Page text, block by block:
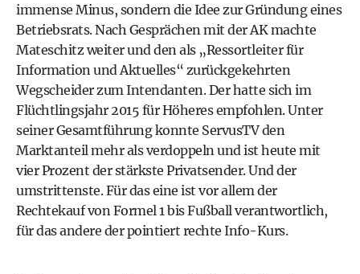
immense Minus, sondern die Idee zur Gründung eines
Betriebsrats. Nach Gesprächen mit der AK machte
Mateschitz weiter und den als „Ressortleiter für
Information und Aktuelles“ zurückgekehrten
Wegscheider zum Intendanten. Der hatte sich im
Flüchtlingsjahr 2015 für Höheres empfohlen. Unter
seiner Gesamtführung konnte ServusTV den
Marktanteil mehr als verdoppeln und ist heute mit
vier Prozent der stärkste Privatsender. Und der
umstrittenste. Für das eine ist vor allem der
Rechtekauf von Formel 1 bis Fußball verantwortlich,
für das andere der pointiert rechte Info-Kurs.